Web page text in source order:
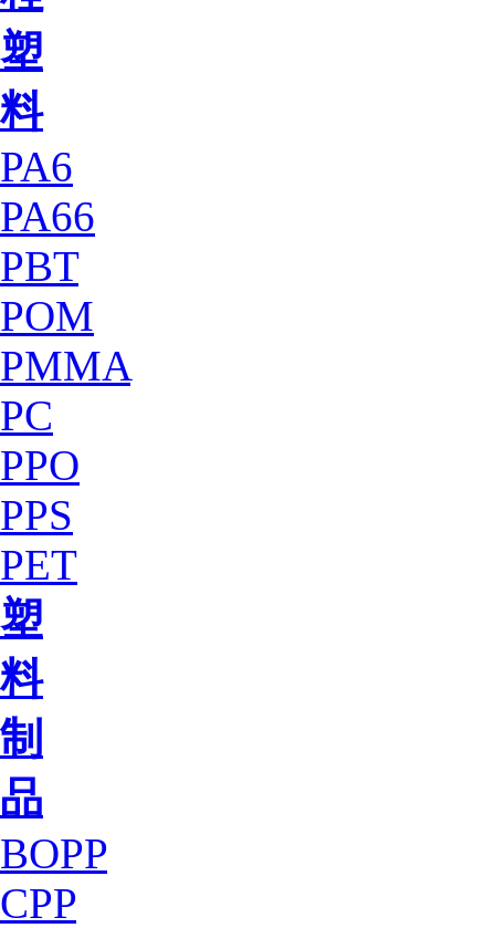
塑
料
PA6
PA66
PBT
POM
PMMA
PC
PPO
PPS
PET
塑
料
制
品
BOPP
CPP